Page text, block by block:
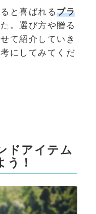
と喜ばれるブラ
。選び方や贈る
て紹介していき
にしてみてくだ
ドアイテム
う！